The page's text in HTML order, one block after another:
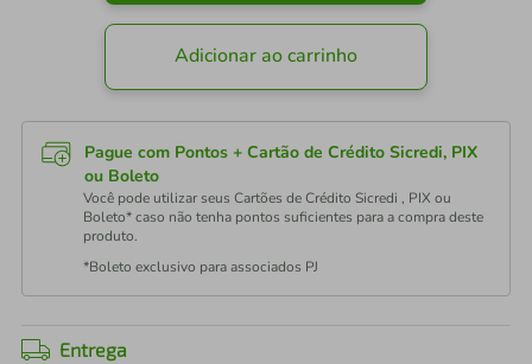
Adicionar ao carrinho
Pague com Pontos + Cartão de Crédito Sicredi, PIX
ou Boleto
Você pode utilizar seus Cartões de Crédito Sicredi , PIX ou
Boleto* caso não tenha pontos suficientes para a compra deste
produto.
*Boleto exclusivo para associados PJ
Entrega